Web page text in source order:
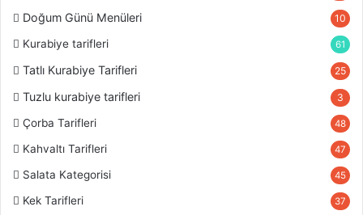
Doğum Günü Menüleri 10
Kurabiye tarifleri 61
Tatlı Kurabiye Tarifleri 25
Tuzlu kurabiye tarifleri 3
Çorba Tarifleri 48
Kahvaltı Tarifleri 47
Salata Kategorisi 45
Kek Tarifleri 37